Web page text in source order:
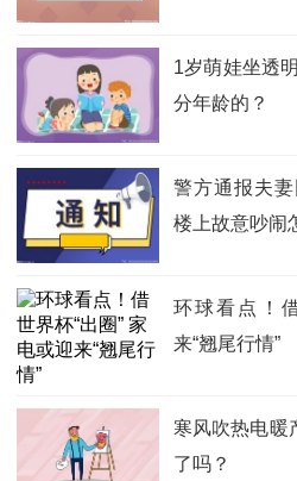
1岁萌娃坐透
分年龄的？
警方通报夫
楼上故意吵闹
环球看点！
来“翘尾行情”
寒风吹热电暖
了吗？